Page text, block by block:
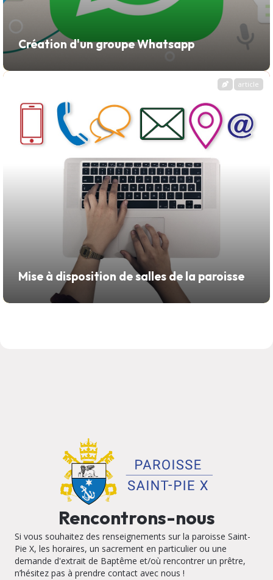
Création d'un groupe Whatsapp
Mise à disposition de salles de la paroisse
article
Rencontrons-nous
Si vous souhaitez des renseignements sur la paroisse Saint-
Pie X, les horaires, un sacrement en particulier ou une
demande d'extrait de Baptême et/où rencontrer un prêtre,
n’hésitez pas à prendre contact avec nous !